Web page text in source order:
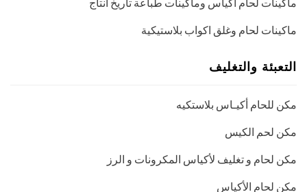
ماكينات لحام وغلق اكواب بلاستيكية
التعبئة والتغليف
مكن للحام أكيـاس بلاستكيه
مكن لحم الكيس
مكن لحام و تغليف لأكياس المكرونات و الرز
مكن لحام الأكياس